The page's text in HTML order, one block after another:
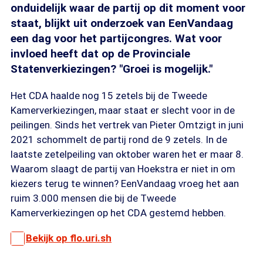
onduidelijk waar de partij op dit moment voor
staat, blijkt uit onderzoek van EenVandaag
een dag voor het partijcongres. Wat voor
invloed heeft dat op de Provinciale
Statenverkiezingen? "Groei is mogelijk."
Het CDA haalde nog 15 zetels bij de Tweede
Kamerverkiezingen, maar staat er slecht voor in de
peilingen. Sinds het vertrek van Pieter Omtzigt in juni
2021 schommelt de partij rond de 9 zetels. In de
laatste zetelpeiling van oktober waren het er maar 8.
Waarom slaagt de partij van Hoekstra er niet in om
kiezers terug te winnen? EenVandaag vroeg het aan
ruim 3.000 mensen die bij de Tweede
Kamerverkiezingen op het CDA gestemd hebben.
Bekijk op flo.uri.sh